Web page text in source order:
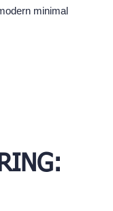
minimal